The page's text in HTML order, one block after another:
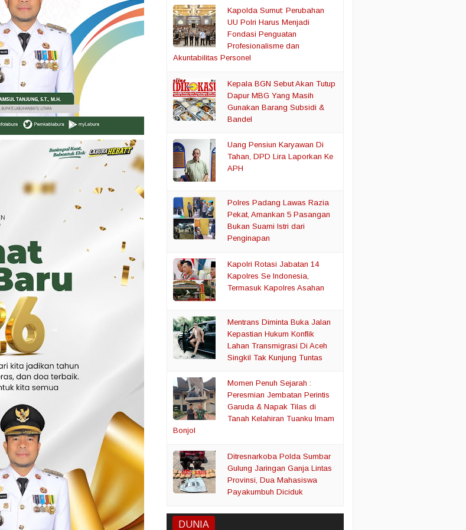
Kapolda Sumut: Perubahan
UU Polri Harus Menjadi
Fondasi Penguatan
Profesionalisme dan
Akuntabilitas Personel
Kepala BGN Sebut Akan Tutup
Dapur MBG Yang Masih
Gunakan Barang Subsidi &
Bandel
Uang Pensiun Karyawan Di
Tahan, DPD Lira Laporkan Ke
APH
Polres Padang Lawas Razia
Pekat, Amankan 5 Pasangan
Bukan Suami Istri dari
Penginapan
Kapolri Rotasi Jabatan 14
Kapolres Se Indonesia,
Termasuk Kapolres Asahan
Mentrans Diminta Buka Jalan
Kepastian Hukum Konflik
Lahan Transmigrasi Di Aceh
Singkil Tak Kunjung Tuntas
Momen Penuh Sejarah :
Peresmian Jembatan Perintis
Garuda & Napak Tilas di
Tanah Kelahiran Tuanku Imam
Bonjol
Ditresnarkoba Polda Sumbar
Gulung Jaringan Ganja Lintas
Provinsi, Dua Mahasiswa
Payakumbuh Diciduk
DUNIA